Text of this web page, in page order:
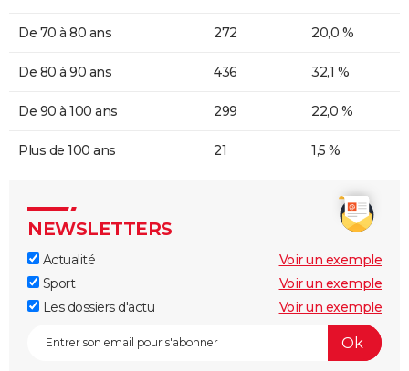
De 70 à 80 ans 272 20,0 %
De 80 à 90 ans 436 32,1 %
De 90 à 100 ans 299 22,0 %
Plus de 100 ans 21 1,5 %
NEWSLETTERS
Actualité
Voir un exemple
Sport
Voir un exemple
Les dossiers d'actu
Voir un exemple